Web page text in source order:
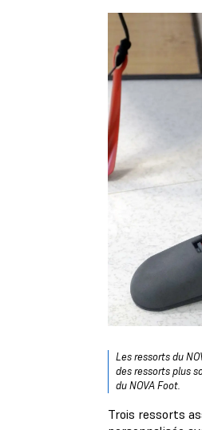
Les ressorts du
des ressorts plus
du NOVA Foot.
Trois ressorts